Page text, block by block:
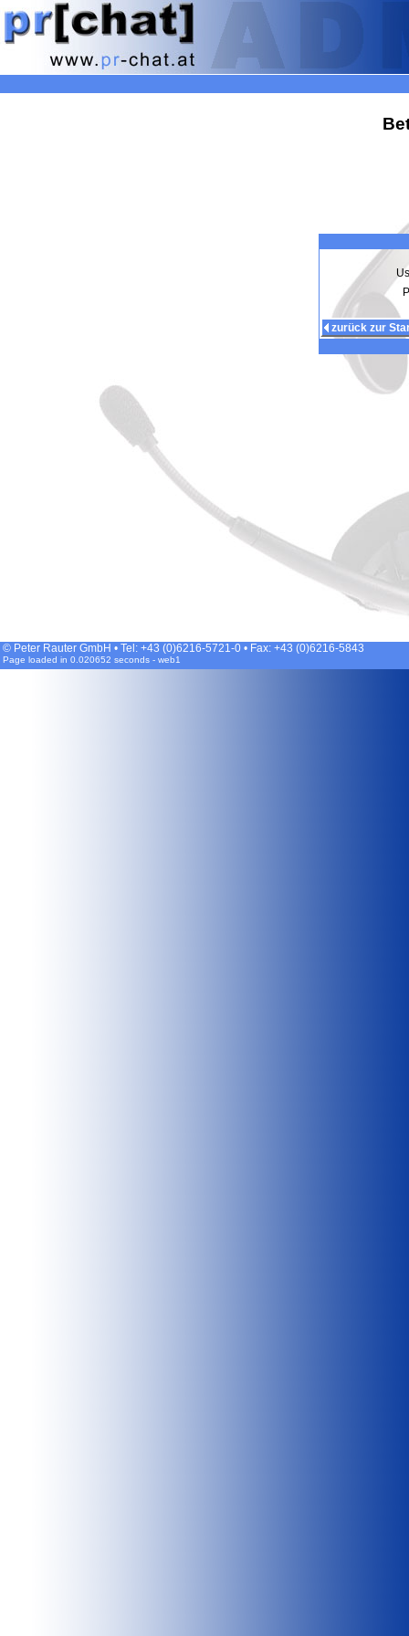
© Peter Rauter GmbH • Tel: +43 (0)6216-5721-0 • Fax: +43 (0)6216-5843
Page loaded in 0.020652 seconds - web1